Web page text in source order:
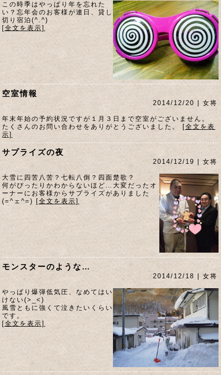
この時季はやっぱり年を忘れた
い？忘年会のお客様が連日、貸し
切り宿泊(^.^)
[全文を表示]
空室情報
2014/12/20 | 女将
年末年始の予約状況ですが１月３日まで空室がございません。
たくさんのお問い合わせをありがとうございました。[全文を表
示]
サプライズの夜
2014/12/19 | 女将
大雪に四苦八苦？七転八倒？四面楚歌？
何がぴったりかわからないほど…大変だったオ
ーナーにお客様からサプライズがありました
(=^ェ^=)
[全文を表示]
モンスターのような…
2014/12/18 | 女将
やっぱり爆弾低気圧、なめてはい
けない(>_<)
風雪ともに強くて泣きたいくらい
です。
[全文を表示]